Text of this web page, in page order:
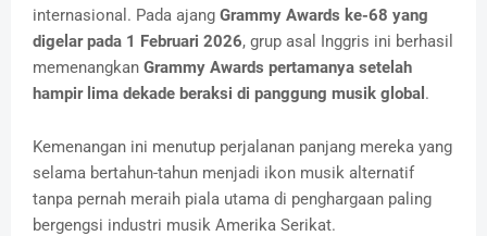
internasional. Pada ajang Grammy Awards ke-68 yang
digelar pada 1 Februari 2026, grup asal Inggris ini berhasil
memenangkan Grammy Awards pertamanya setelah
hampir lima dekade beraksi di panggung musik global .
Kemenangan ini menutup perjalanan panjang mereka yang
selama bertahun-tahun menjadi ikon musik alternatif
tanpa pernah meraih piala utama di penghargaan paling
bergengsi industri musik Amerika Serikat.